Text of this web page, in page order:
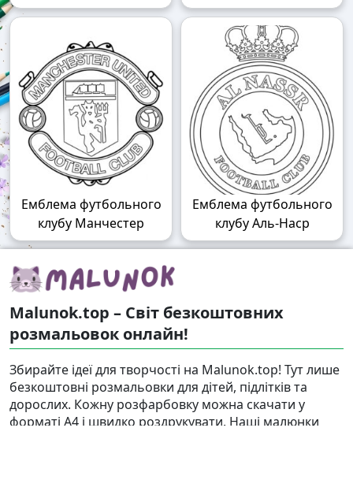
Емблема футбольного
клубу Манчестер
Емблема футбольного
клубу Аль-Наср
Malunok.top – Світ безкоштовних
розмальовок онлайн!
Збирайте ідеї для творчості на Malunok.top! Тут лише
безкоштовні розмальовки для дітей, підлітків та
дорослих. Кожну розфарбовку можна скачати у
форматі А4 і швидко роздрукувати. Наші малюнки